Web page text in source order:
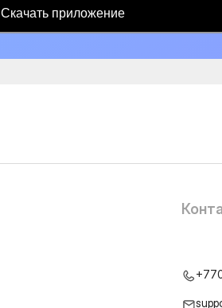
Скачать приложение